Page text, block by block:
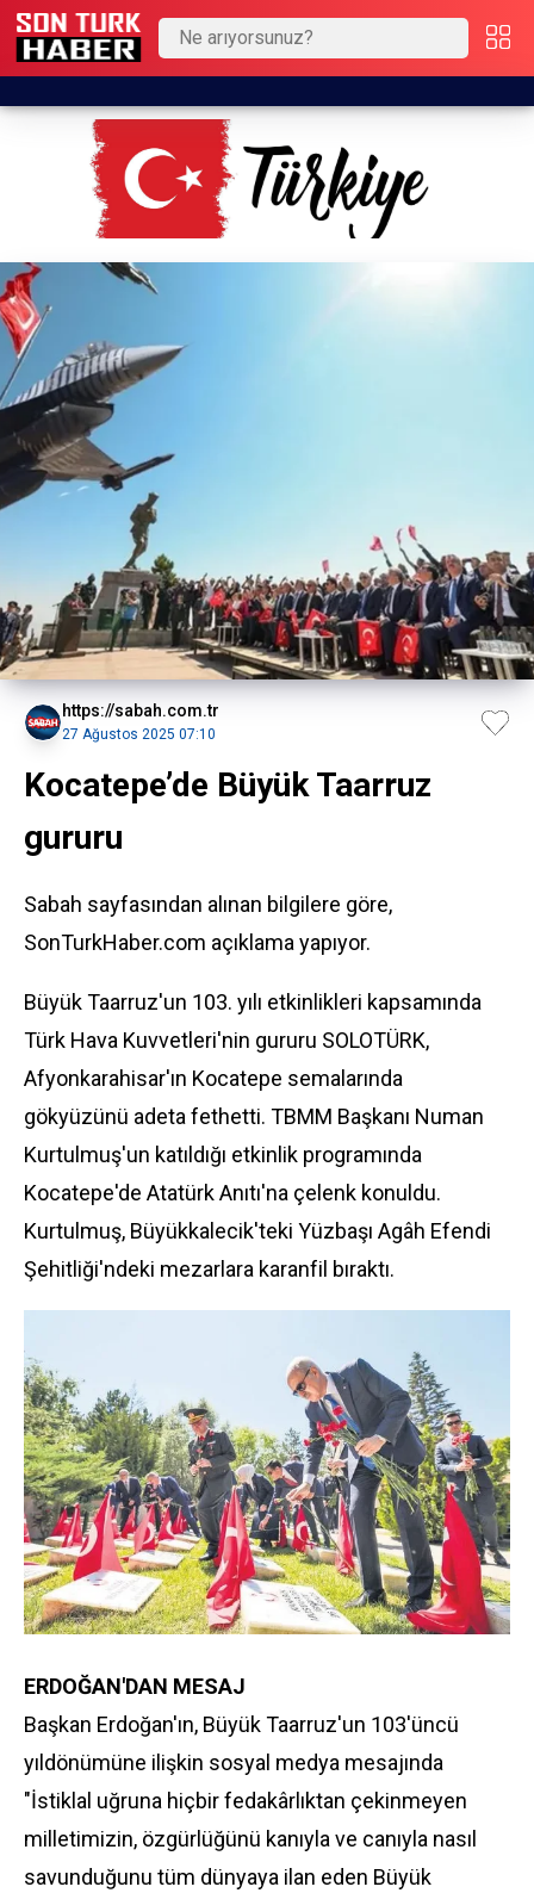
https://sabah.com.tr
27 Ağustos 2025 07:10
Kocatepe’de Büyük Taarruz
gururu
Sabah sayfasından alınan bilgilere göre,
SonTurkHaber.com açıklama yapıyor.
Büyük Taarruz'un 103. yılı etkinlikleri kapsamında
Türk Hava Kuvvetleri'nin gururu SOLOTÜRK,
Afyonkarahisar'ın Kocatepe semalarında
gökyüzünü adeta fethetti. TBMM Başkanı Numan
Kurtulmuş'un katıldığı etkinlik programında
Kocatepe'de Atatürk Anıtı'na çelenk konuldu.
Kurtulmuş, Büyükkalecik'teki Yüzbaşı Agâh Efendi
Şehitliği'ndeki mezarlara karanfil bıraktı.
ERDOĞAN'DAN MESAJ
Başkan Erdoğan'ın, Büyük Taarruz'un 103'üncü
yıldönümüne ilişkin sosyal medya mesajında
"İstiklal uğruna hiçbir fedakârlıktan çekinmeyen
milletimizin, özgürlüğünü kanıyla ve canıyla nasıl
savunduğunu tüm dünyaya ilan eden Büyük